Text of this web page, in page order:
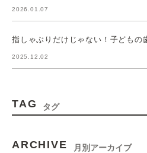
2026.01.07
指しゃぶりだけじゃない！子どもの
2025.12.02
TAG タグ
ARCHIVE 月別アーカイブ